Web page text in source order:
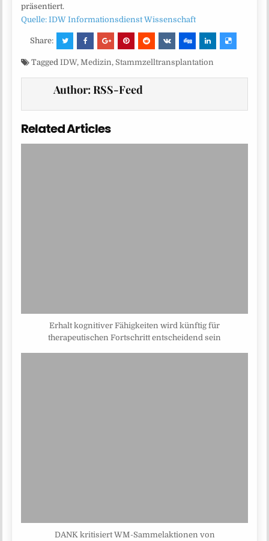
präsentiert.
Quelle: IDW Informationsdienst Wissenschaft
Share:
TaggedIDW,Medizin, Stammzelltransplantation
Author:RSS-Feed
Related Articles
Erhalt kognitiver Fähigkeiten wird künftig für
therapeutischen Fortschritt entscheidend sein
DANK kritisiert WM-Sammelaktionen von